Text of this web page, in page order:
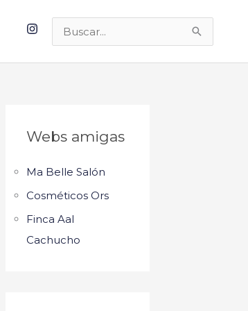
Buscar
por:
Webs amigas
Ma Belle Salón
Cosméticos Ors
Finca Aal
Cachucho